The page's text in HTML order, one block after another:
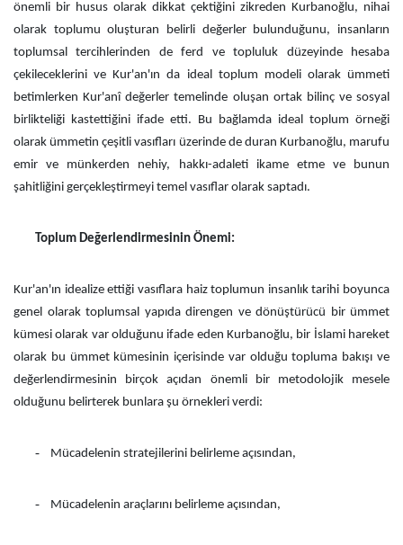
önemli bir husus olarak dikkat çektiğini zikreden Kurbanoğlu, nihai
olarak toplumu oluşturan belirli değerler bulunduğunu, insanların
toplumsal tercihlerinden de ferd ve topluluk düzeyinde hesaba
çekileceklerini ve Kur'an'ın da ideal toplum modeli olarak ümmeti
betimlerken Kur'anî değerler temelinde oluşan ortak bilinç ve sosyal
birlikteliği kastettiğini ifade etti. Bu bağlamda ideal toplum örneği
olarak ümmetin çeşitli vasıfları üzerinde de duran Kurbanoğlu, marufu
emir ve münkerden nehiy, hakkı-adaleti ikame etme ve bunun
şahitliğini gerçekleştirmeyi temel vasıflar olarak saptadı.
Toplum Değerlendirmesinin Önemi:
Kur'an'ın idealize ettiği vasıflara haiz toplumun insanlık tarihi boyunca
genel olarak toplumsal yapıda direngen ve dönüştürücü bir ümmet
kümesi olarak var olduğunu ifade eden Kurbanoğlu, bir İslami hareket
olarak bu ümmet kümesinin içerisinde var olduğu topluma bakışı ve
değerlendirmesinin birçok açıdan önemli bir metodolojik mesele
olduğunu belirterek bunlara şu örnekleri verdi:
- Mücadelenin stratejilerini belirleme açısından,
- Mücadelenin araçlarını belirleme açısından,